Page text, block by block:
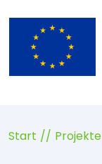
Start Projekte